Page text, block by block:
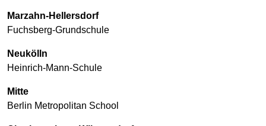
Marzahn-Hellersdorf
Fuchsberg-Grundschule
Neukölln
Heinrich-Mann-Schule
Mitte
Berlin Metropolitan School